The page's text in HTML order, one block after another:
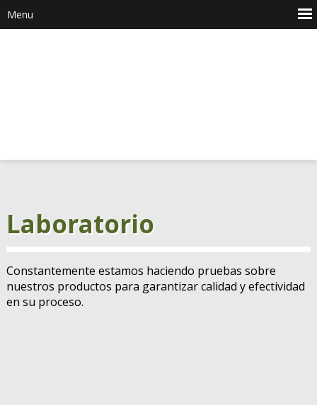
Laboratorio
Constantemente estamos haciendo pruebas sobre
nuestros productos para garantizar calidad y efectividad
en su proceso.